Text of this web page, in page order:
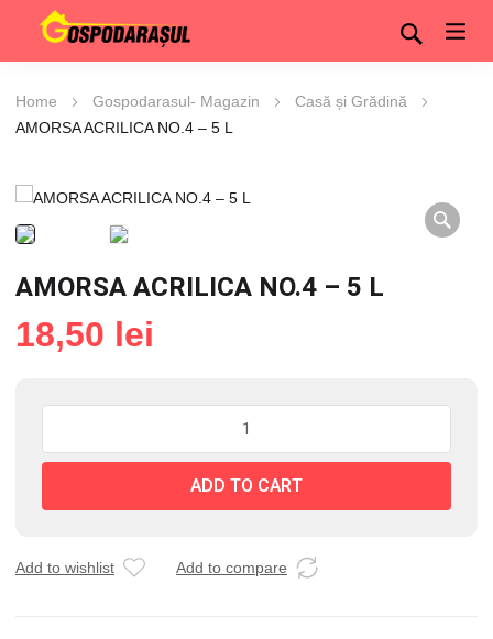
Home Gospodarasul- Magazin
Casă și Grădină
AMORSA ACRILICA NO.4 – 5 L
AMORSA ACRILICA NO.4 – 5 L
18,50 lei
NO.4
5
quantity
ADD TO CART
Add to wishlist Add to compare